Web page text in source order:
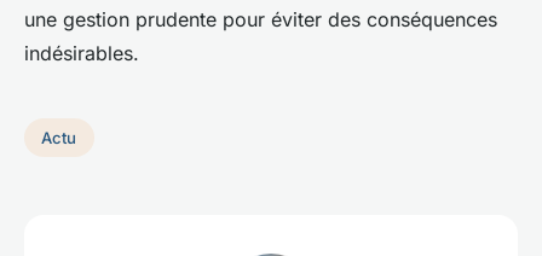
une gestion prudente pour éviter des conséquences
indésirables.
Actu